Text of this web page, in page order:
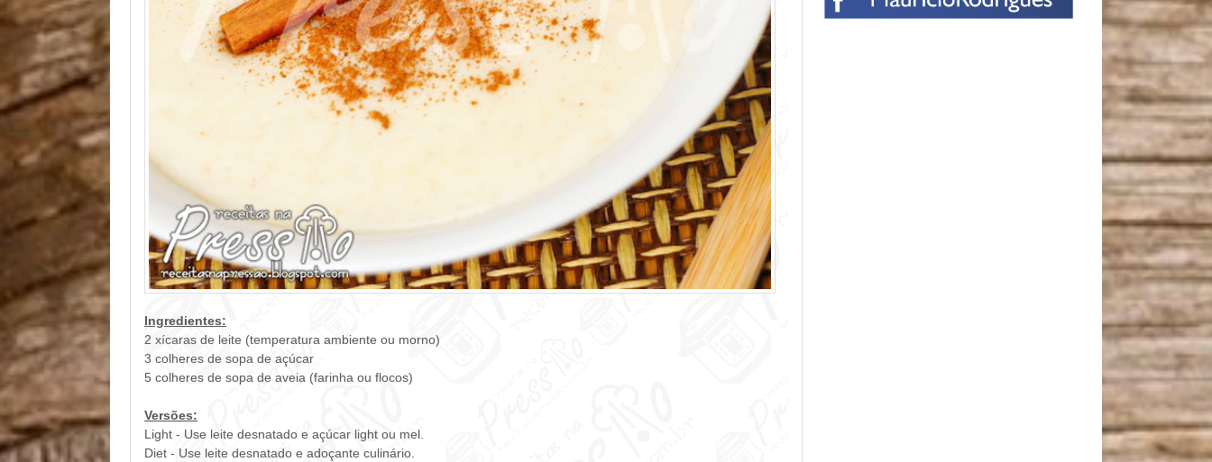
Ingredientes:
2 xícaras de leite (temperatura ambiente ou morno)
3 colheres de sopa de açúcar
5 colheres de sopa de aveia (farinha ou flocos)
Versões:
Light - Use leite desnatado e açúcar light ou mel.
Diet - Use leite desnatado e adoçante culinário.